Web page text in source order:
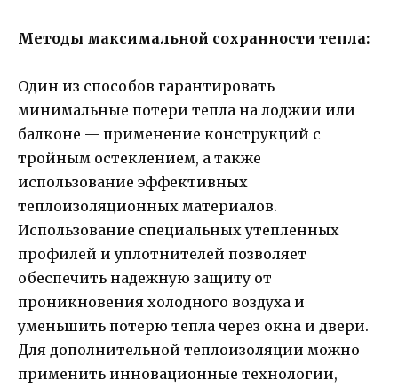
Методы максимальной сохранности тепла:
Один из способов гарантировать
минимальные потери тепла на лоджии или
балконе — применение конструкций с
тройным остеклением, а также
использование эффективных
теплоизоляционных материалов.
Использование специальных утепленных
профилей и уплотнителей позволяет
обеспечить надежную защиту от
проникновения холодного воздуха и
уменьшить потерю тепла через окна и двери.
Для дополнительной теплоизоляции можно
применить инновационные технологии,